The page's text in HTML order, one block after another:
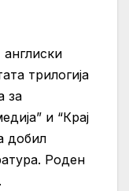
трилогија
за
и “Крај
добил
Роден